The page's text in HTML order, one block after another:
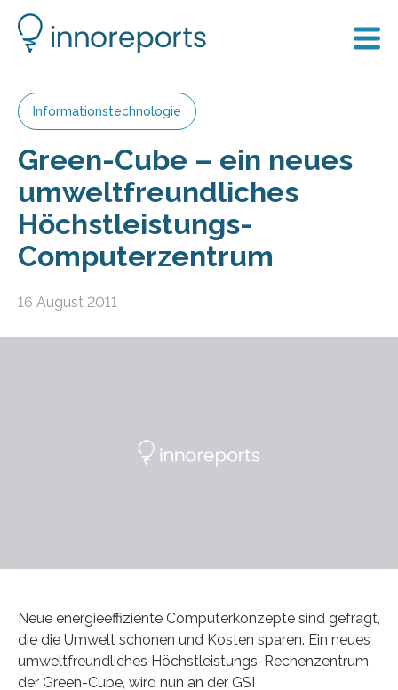
Informationstechnologie
Green-Cube – ein neues
umweltfreundliches
Höchstleistungs-
Computerzentrum
16 August 2011
Neue energieeffiziente Computerkonzepte sind gefragt,
die die Umwelt schonen und Kosten sparen. Ein neues
umweltfreundliches Höchstleistungs-Rechenzentrum,
der Green-Cube, wird nun an der GSI